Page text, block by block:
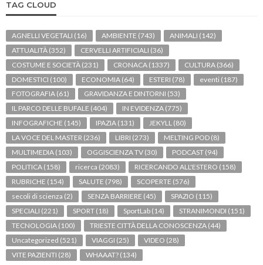
TAG CLOUD
AGNELLI VEGETALI (16) AMBIENTE (743) ANIMALI (142)
ATTUALITÀ (352) CERVELLI ARTIFICIALI (36)
COSTUME E SOCIETÀ (231) CRONACA (1337) CULTURA (366)
DOMESTICI (100) ECONOMIA (64) ESTERI (78) eventi (187)
FOTOGRAFIA (61) GRAVIDANZA E DINTORNI (53)
IL PARCO DELLE BUFALE (404) IN EVIDENZA (775)
INFOGRAFICHE (145) IPAZIA (131) JEKYLL (80)
LA VOCE DEL MASTER (236) LIBRI (273) MELTING POD (8)
MULTIMEDIA (103) OGGISCIENZA TV (30) PODCAST (94)
POLITICA (158) ricerca (2083) RICERCANDO ALL'ESTERO (158)
RUBRICHE (154) SALUTE (798) SCOPERTE (576)
secoli di scienza (2) SENZA BARRIERE (45) SPAZIO (115)
SPECIALI (221) SPORT (18) SportLab (14) STRANIMONDI (151)
TECNOLOGIA (100) TRIESTE CITTÀ DELLA CONOSCENZA (44)
Uncategorized (521) VIAGGI (25) VIDEO (28)
VITE PAZIENTI (28) WHAAAT? (134)